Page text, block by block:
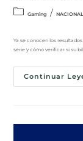
Gaming / NACIONAL
Ya se conocen los
serie y cómo verificar si su
Continuar